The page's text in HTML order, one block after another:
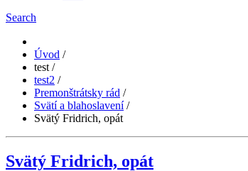
Search
Úvod /
test /
test2 /
Premonštrátsky rád /
Svätí a blahoslavení /
Svätý Fridrich, opát
Svätý Fridrich, opát